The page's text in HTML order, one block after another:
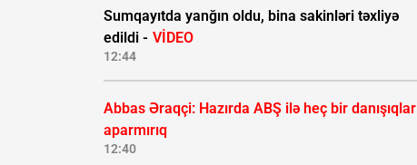
Sumqayıtda yanğın oldu, bina sakinləri təxliyə
edildi - VİDEO
12:44
Abbas Əraqçi: Hazırda ABŞ ilə heç bir danışıqlar
aparmırıq
12:40